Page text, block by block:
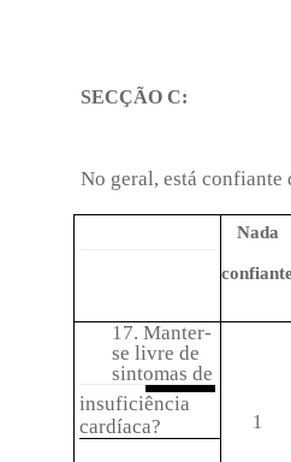
SECÇÃO C:
No geral, está confiante
Nada
17. Manter-
se livre de
sintomas de
insuficiência
cardíaca?
1